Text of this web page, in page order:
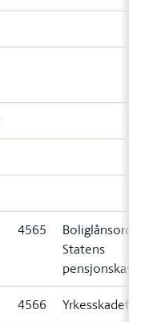
4565
Statens
pensjonskasse
4566